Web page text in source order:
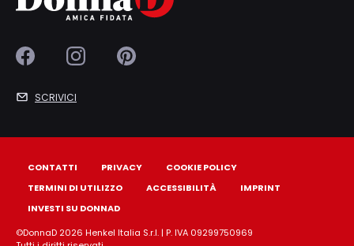
SCRIVICI
CONTATTI PRIVACY
COOKIE POLICY
TERMINI DI UTILIZZO
ACCESSIBILITÀ
IMPRINT
INVESTI SU DONNAD
©DonnaD 2026 Henkel Italia S.r.l. | P. IVA 09299750969